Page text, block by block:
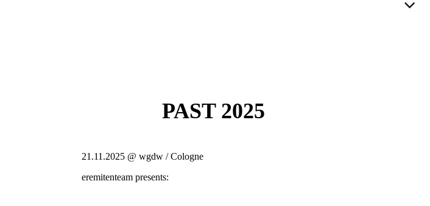
PAST 2025
21.11.2025 @ wgdw / Cologne
eremitenteam presents: